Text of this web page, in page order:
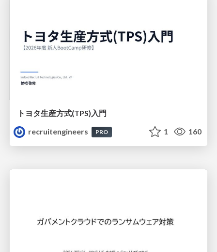
トヨタ⽣産⽅式(TPS)⼊⾨
recruitengineers
PRO 1 160